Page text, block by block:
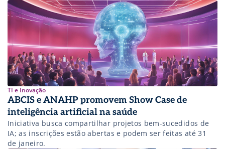
TI e Inovação
ABCIS e ANAHP promovem Show Case de
inteligência artificial na saúde
Iniciativa busca compartilhar projetos bem-sucedidos de
IA; as inscrições estão abertas e podem ser feitas até 31
de janeiro.